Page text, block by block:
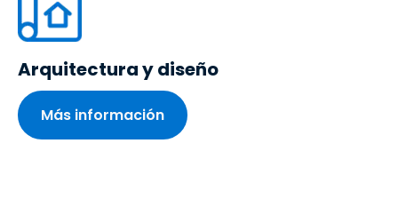
Arquitectura y diseño
Más información